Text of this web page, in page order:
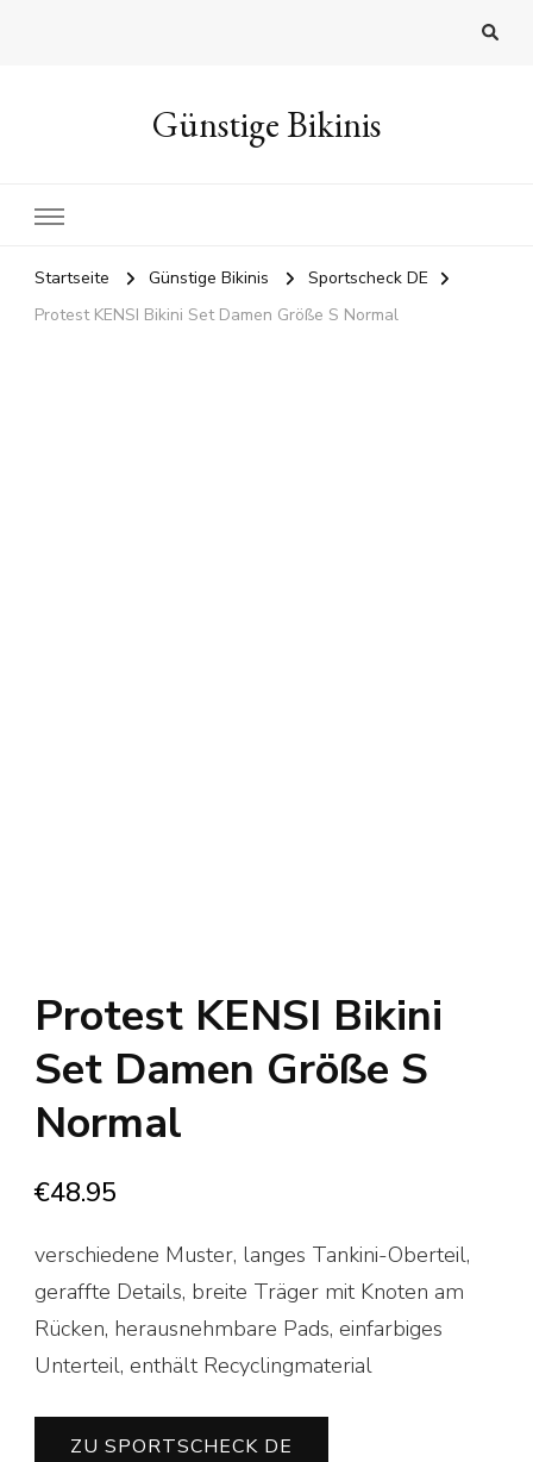
Günstige Bikinis
Startseite Günstige Bikinis
Sportscheck DE
Protest KENSI Bikini Set Damen Größe S Normal
Protest KENSI Bikini
Set Damen Größe S
Normal
€48.95
verschiedene Muster, langes Tankini-Oberteil,
geraffte Details, breite Träger mit Knoten am
Rücken, herausnehmbare Pads, einfarbiges
Unterteil, enthält Recyclingmaterial
ZU SPORTSCHECK DE